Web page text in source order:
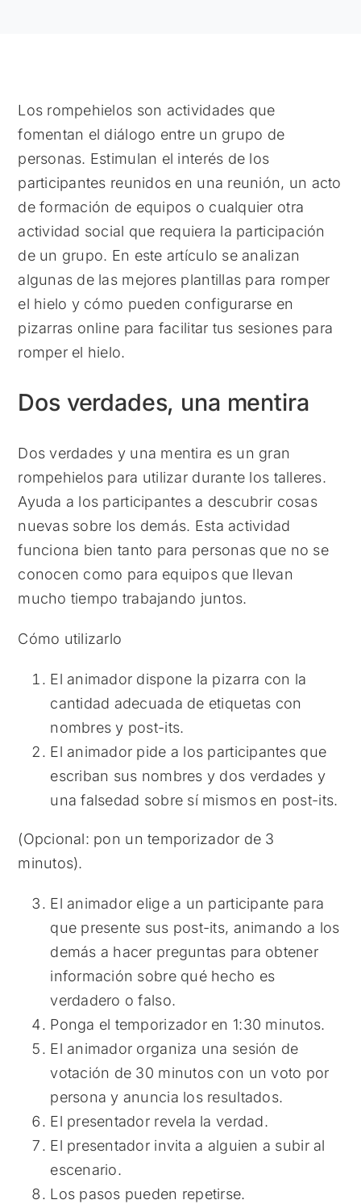
Los rompehielos son actividades que
fomentan el diálogo entre un grupo de
personas. Estimulan el interés de los
participantes reunidos en una reunión, un acto
de formación de equipos o cualquier otra
actividad social que requiera la participación
de un grupo. En este artículo se analizan
algunas de las mejores plantillas para romper
el hielo y cómo pueden configurarse en
pizarras online para facilitar tus sesiones para
romper el hielo.
Dos verdades, una mentira
Dos verdades y una mentira es un gran
rompehielos para utilizar durante los talleres.
Ayuda a los participantes a descubrir cosas
nuevas sobre los demás. Esta actividad
funciona bien tanto para personas que no se
conocen como para equipos que llevan
mucho tiempo trabajando juntos.
Cómo utilizarlo
El animador dispone la pizarra con la
cantidad adecuada de etiquetas con
nombres y post-its.
El animador pide a los participantes que
escriban sus nombres y dos verdades y
una falsedad sobre sí mismos en post-its.
(Opcional: pon un temporizador de 3
minutos).
El animador elige a un participante para
que presente sus post-its, animando a los
demás a hacer preguntas para obtener
información sobre qué hecho es
verdadero o falso.
Ponga el temporizador en 1:30 minutos.
El animador organiza una sesión de
votación de 30 minutos con un voto por
persona y anuncia los resultados.
El presentador revela la verdad.
El presentador invita a alguien a subir al
escenario.
Los pasos pueden repetirse.